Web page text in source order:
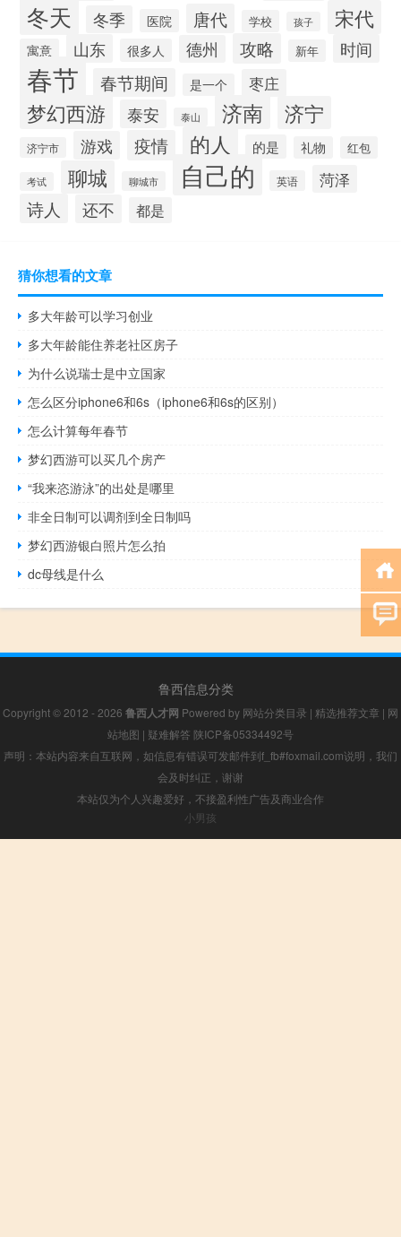
冬天 冬季 医院 唐代 学校 孩子 宋代
寓意 山东 很多人 德州 攻略 新年 时间
春节 春节期间 是一个 枣庄
梦幻西游 泰安 泰山 济南 济宁
济宁市 游戏 疫情 的人 的是 礼物 红包
考试 聊城 聊城市 自己的 英语 菏泽
诗人 还不 都是
猜你想看的文章
多大年龄可以学习创业
多大年龄能住养老社区房子
为什么说瑞士是中立国家
怎么区分iphone6和6s（iphone6和6s的区别）
怎么计算每年春节
梦幻西游可以买几个房产
“我来恣游泳”的出处是哪里
非全日制可以调剂到全日制吗
梦幻西游银白照片怎么拍
dc母线是什么
鲁西信息分类
Copyright © 2012 - 2026 鲁西人才网 Powered by 网站分类目录 | 精选推荐文章 | 网
站地图 | 疑难解答 陕ICP备05334492号
声明：本站内容来自互联网，如信息有错误可发邮件到f_fb#foxmail.com说明，我们
会及时纠正，谢谢
本站仅为个人兴趣爱好，不接盈利性广告及商业合作
小男孩